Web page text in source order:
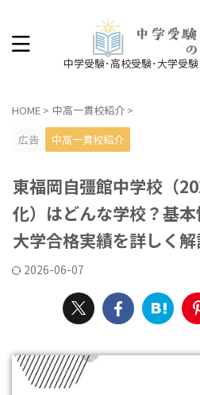
中学受験･高校受験･大学受
HOME > 中高一貫校紹介 >
広告
中高一貫校紹介
東福岡自彊館中学校（
化）はどんな学校？基本
大学合格実績を詳しく
2026-06-07